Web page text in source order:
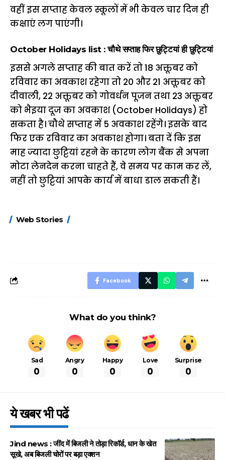
वहींइस सप्ताह केवल स्कूलों में भी केवल चार दिन ही
कक्षाएं लग पाएंगी।
October Holidays list : चौथे सप्ताह फिर छुट्टियां ही छुट्टियां
इससे अगलेसप्ताहकीबातकरेंतो18 अक्तूबरको
रविवारका अवकाशरहेगातो 20 और 21 अक्तूबरको
दीवाली, 22 अक्तूबरकोगोवर्धनपूजनतथा 23 अक्तूबर
को भैइयादूजका अवकाश(October Holidays) हो
सकताहै।चौथे सप्ताह में 5 अवकाशरहेंगे। इसकेबाद
फिरएकरविवारका अवकाशहोगा।बतादेंकिइस
माह ज्यादा छुट्टियां रहने के कारण लोग बैंक से अपना
मोटा लेनदेन करना चाहते हैं, वे समय पर काम कर लें,
नहींतोछुट्टियां आपकेकार्यमेंबाधाडालसकतीहैं।
Web Stories
FASTag के ये नए
Facebook
What do you think?
Sad
0
Angry
0
Happy
0
Love
0
Surprise
0
ये खबर भी पढें
Jind news : जींद में बिजली ने तोड़ा रिकॉर्ड, धान के खेत
सूखे, अब बिजली चोरों पर बड़ा एक्शन